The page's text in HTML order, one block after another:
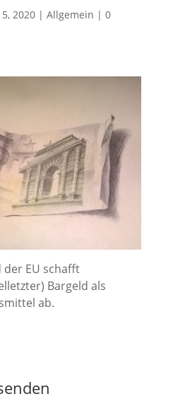
2020| Allgemein | 0
der EU schafft
Bargeld als
ab.